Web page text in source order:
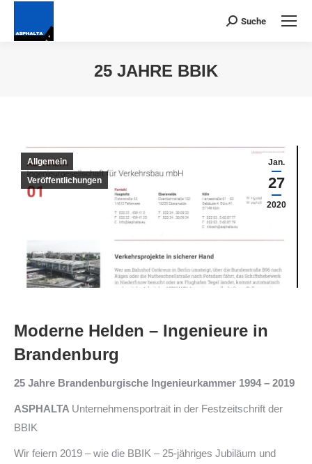
Suchen:
Suche
25 JAHRE BBIK
Jan.
27
2020
Allgemein
Veröffentlichungen
Moderne Helden – Ingenieure in
Brandenburg
25 Jahre Brandenburgische Ingenieurkammer 1994 – 2019
ASPHALTA Unternehmensportrait in der Festzeitschrift der
BBIK
Wir feiern 2019 – wie die BBIK – 25-jähriges Jubiläum und